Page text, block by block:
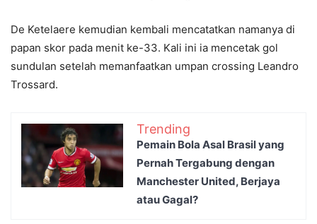
De Ketelaere kemudian kembali mencatatkan namanya di
papan skor pada menit ke-33. Kali ini ia mencetak gol
sundulan setelah memanfaatkan umpan crossing Leandro
Trossard.
Trending
Pemain Bola Asal Brasil yang
Pernah Tergabung dengan
Manchester United, Berjaya
atau Gagal?